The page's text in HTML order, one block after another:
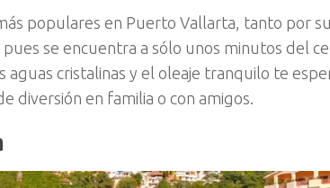
populares en Puerto Vallarta, tanto por
se encuentra a sólo unos minutos del
aguas cristalinas y el oleaje tranquilo te
diversión en familia o con amigos.